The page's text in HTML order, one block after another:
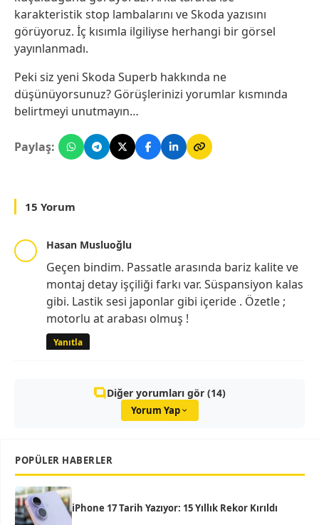
karakteristik stop lambalarını ve Skoda yazısını
görüyoruz. İç kısımla ilgiliyse herhangi bir görsel
yayınlanmadı.
Peki siz yeni Skoda Superb hakkında ne
düşünüyorsunuz? Görüşlerinizi yorumlar kısmında
belirtmeyi unutmayın…
Paylaş:
15 Yorum
Hasan Musluoğlu
Geçen bindim. Passatle arasında bariz kalite ve
montaj detay işçiliği farkı var. Süspansiyon kalas
gibi. Lastik sesi japonlar gibi içeride . Özetle ;
motorlu at arabası olmuş !
Yanıtla
Diğer yorumları gör (14)
Yorum Yap
POPÜLER HABERLER
iPhone 17 Tarih Yazıyor: 15 Yıllık Rekor Kırıldı